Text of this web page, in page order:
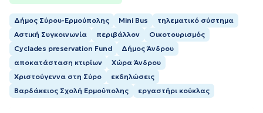
Δήμος Σύρου-Ερμούπολης Mini Bus
τηλεματικό σύστημα
Αστική Συγκοινωνία
περιβάλλον
Οικοτουρισμός
Cyclades preservation Fund
Δήμος Άνδρου
αποκατάσταση κτιρίων
Χώρα Άνδρου
Χριστούγεννα στη Σύρο
εκδηλώσεις
Βαρδάκειος Σχολή Ερμούπολης
εργαστήρι κούκλας